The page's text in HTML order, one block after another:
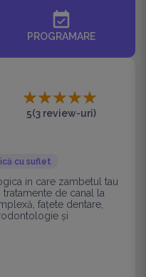
event_available
PROGRAMARE
5(3 review-uri)
cu suflet
in care zambetul tau
de canal la
fațete dentare,
și